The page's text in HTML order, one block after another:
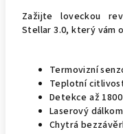
Zažijte loveckou
Stellar 3.0, který vám
Termovizní
Teplotní
Detekce až
Laserový
Chytrá